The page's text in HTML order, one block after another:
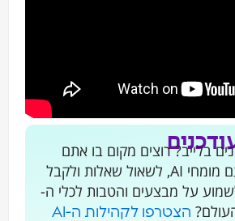
רוצים מקום בו אתם
יכולים להתייעץ עם מומחי AI, לשאול שאלות ולקבל
על מבצעים והטבות לכלי ה-
הצטרפו לקהילות ה-AI